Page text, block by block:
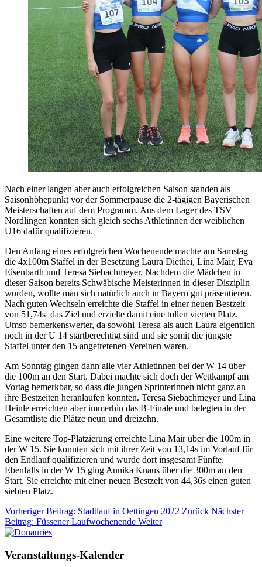
Nach einer langen aber auch erfolgreichen Saison standen als
Saisonhöhepunkt vor der Sommerpause die 2-tägigen Bayerischen
Meisterschaften auf dem Programm. Aus dem Lager des TSV
Nördlingen konnten sich gleich sechs Athletinnen der weiblichen
U16 dafür qualifizieren.
Den Anfang eines erfolgreichen Wochenende machte am Samstag
die 4x100m Staffel in der Besetzung Laura Diethei, Lina Mair, Eva
Eisenbarth und Teresa Siebachmeyer. Nachdem die Mädchen in
dieser Saison bereits Schwäbische Meisterinnen in dieser Disziplin
wurden, wollte man sich natürlich auch in Bayern gut präsentieren.
Nach guten Wechseln erreichte die Staffel in einer neuen Bestzeit
von 51,74s das Ziel und erzielte damit eine tollen vierten Platz.
Umso bemerkenswerter, da sowohl Teresa als auch Laura eigentlich
noch in der U 14 startberechtigt sind und sie somit die jüngste
Staffel unter den 15 angetretenen Vereinen waren.
Am Sonntag gingen dann alle vier Athletinnen bei der W 14 über
die 100m an den Start. Dabei machte sich doch der Wettkampf am
Vortag bemerkbar, so dass die jungen Sprinterinnen nicht ganz an
ihre Bestzeiten heranlaufen konnten. Teresa Siebachmeyer und Lina
Heinle erreichten aber immerhin das B-Finale und belegten in der
Gesamtliste die Plätze neun und dreizehn.
Eine weitere Top-Platzierung erreichte Lina Mair über die 100m in
der W 15. Sie konnten sich mit ihrer Zeit von 13,14s im Vorlauf für
den Endlauf qualifizieren und wurde dort insgesamt Fünfte.
Ebenfalls in der W 15 ging Annika Knaus über die 300m an den
Start. Sie erreichte mit einer neuen Bestzeit von 44,36s einen guten
siebten Platz.
Vorheriger Beitrag: Stadtlauf in Oettingen 2022 Zurück Nächster
Beitrag: Füssener Laufwochenende Weiter
Veranstaltungs-Kalender